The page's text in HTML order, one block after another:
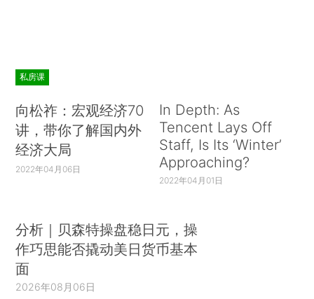
私房课
向松祚：宏观经济70
讲，带你了解国内外
经济大局
2022年04月06日
In Depth: As
Tencent Lays Off
Staff, Is Its ‘Winter’
Approaching?
2022年04月01日
分析｜贝森特操盘稳日元，操
作巧思能否撬动美日货币基本
面
2026年08月06日